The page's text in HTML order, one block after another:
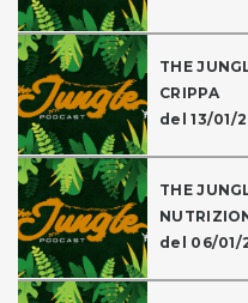
THE
CRIPPA
del 13/01/
THE
del 06/01/